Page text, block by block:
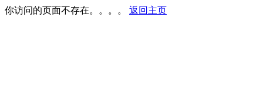
你访问的页面不存在。。。。 返回主页